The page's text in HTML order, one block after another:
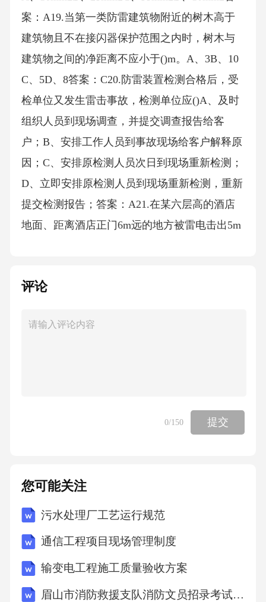
评论
0/150 提交
您可能关注
污水处理厂工艺运行规范
通信工程项目现场管理制度
输变电工程施工质量验收方案
眉山市消防救援支队消防文员招录考试真题2025